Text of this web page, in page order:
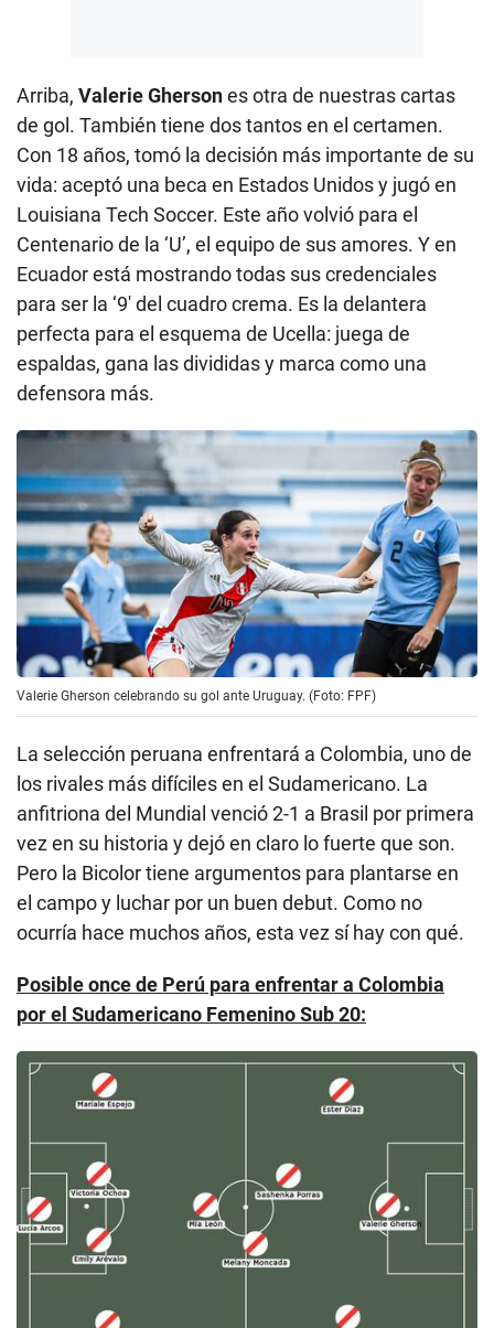
Arriba, Valerie Ghersones otra de nuestras cartas
de gol. También tiene dos tantos en el certamen.
Con 18 años, tomó la decisión más importante de su
vida: aceptó una beca en Estados Unidos y jugó en
Louisiana Tech Soccer. Este año volvió para el
Centenario de la ‘U’, el equipo de sus amores. Y en
Ecuador está mostrando todas sus credenciales
para ser la ‘9′ del cuadro crema. Es la delantera
perfecta para el esquema de Ucella: juega de
espaldas, gana las divididas y marca como una
defensora más.
Valerie Gherson celebrando su gol ante Uruguay. (Foto: FPF)
La selección peruana enfrentará a Colombia, uno de
los rivales más difíciles en el Sudamericano. La
anfitriona del Mundial venció 2-1 a Brasil por primera
vez en su historia y dejó en claro lo fuerte que son.
Pero la Bicolor tiene argumentos para plantarse en
el campo y luchar por un buen debut. Como no
ocurría hace muchos años, esta vez sí hay con qué.
Posible once de Perú para enfrentar a Colombia
por el Sudamericano Femenino Sub 20: